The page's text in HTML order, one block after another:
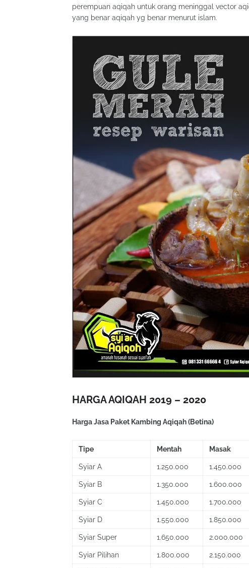
perempuan aqiqah untuk orang meninggal vector
yang benar aqiqah yg benar menurut islam.
HARGA AQIQAH 2019 – 2020
Harga Jasa Paket Kambing Aqiqah (Betina)
Tipe Mentah Masak
Syiar A 1.250.000 1.450.000
Syiar B 1.350.000 1.600.000
Syiar C 1.450.000 1.700.000
Syiar D 1.550.000 1.850.000
Syiar Super 1.650.000 2.000.000
Syiar Pilihan 1.800.000 2.150.000